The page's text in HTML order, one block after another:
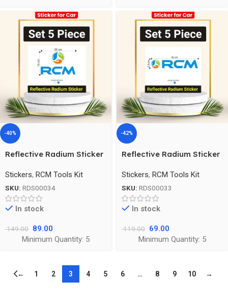
-40%
Reflective Radium Sticker
Stickers, RCM Tools Kit
SKU: RDS00034
In stock
149.00 89.00
Minimum Quantity: 5
-42%
Reflective Radium Sticker
Stickers, RCM Tools Kit
SKU: RDS00033
In stock
119.00 69.00
Minimum Quantity: 5
← 1 2 3 4 5 6 … 8 9 10 →